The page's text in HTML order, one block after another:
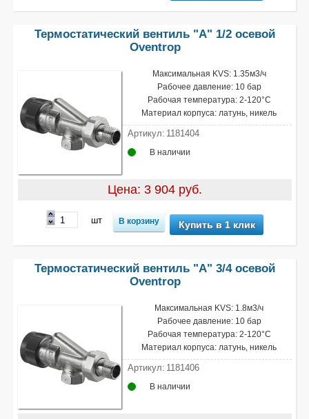
Термостатический вентиль "A" 1/2 осевой
Oventrop
Максимальная KVS: 1.35м3/ч
Рабочее давление: 10 бар
Рабочая температура: 2-120°С
Материал корпуса: латунь, никель
Артикул: 1181404
В наличии
Цена: 3 904 руб.
шт Купить в 1 клик
Термостатический вентиль "A" 3/4 осевой
Oventrop
Максимальная KVS: 1.8м3/ч
Рабочее давление: 10 бар
Рабочая температура: 2-120°С
Материал корпуса: латунь, никель
Артикул: 1181406
В наличии